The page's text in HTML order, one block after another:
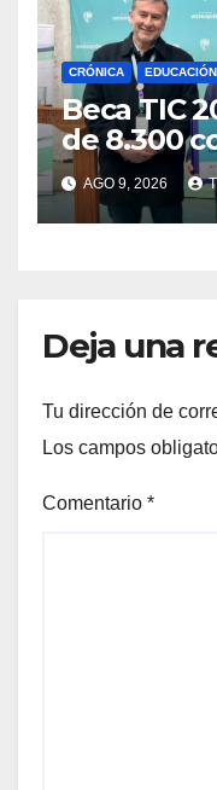
CRÓNICA EDUCACIÓN
Beca TIC
de 8.300
están
la región
AGO 9, 2026
Deja una
Tu dirección de
Los campos
Comentario *